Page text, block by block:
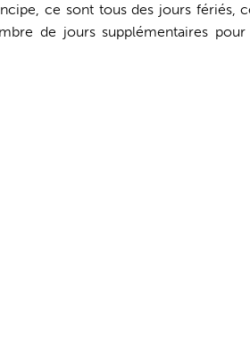
ce sont tous des jours fériés,
de jours supplémentaires